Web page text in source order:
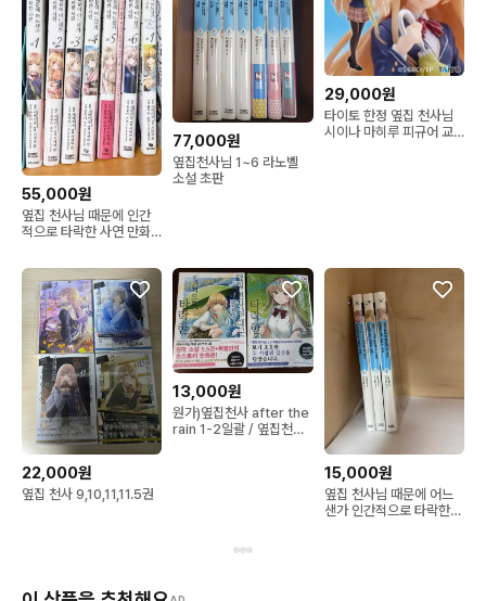
55,000원
옆집 천사님 때문에 인간
적으로 타락한 사연 만화
77,000원
옆집천사님 1~6 라노벨
소설 초판
29,000원
타이토 한정 옆집 천사님
시이나 마히루 피규어 교
22,000원
옆집 천사 9,10,11,11.5권
13,000원
원가)옆집천사 after the
rain 1-2일괄 / 옆집천사
15,000원
옆집 천사님 때문에 어느
샌가 인간적으로 타락한